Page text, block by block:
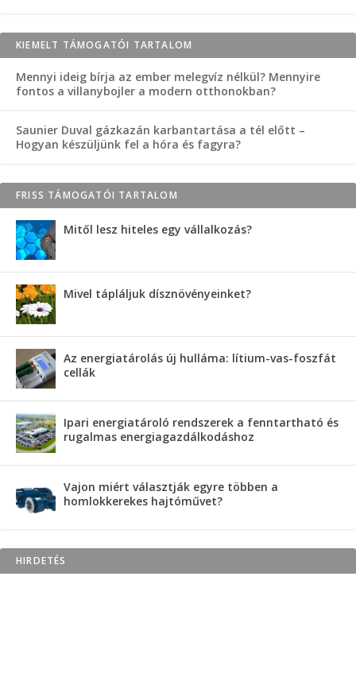
KIEMELT TÁMOGATÓI TARTALOM
Mennyi ideig bírja az ember melegvíz nélkül? Mennyire
fontos a villanybojler a modern otthonokban?
Saunier Duval gázkazán karbantartása a tél előtt –
Hogyan készüljünk fel a hóra és fagyra?
FRISS TÁMOGATÓI TARTALOM
Mitől lesz hiteles egy vállalkozás?
Mivel tápláljuk dísznövényeinket?
Az energiatárolás új hulláma: lítium-vas-foszfát
cellák
Ipari energiatároló rendszerek a fenntartható és
rugalmas energiagazdálkodáshoz
Vajon miért választják egyre többen a
homlokkerekes hajtóművet?
HIRDETÉS